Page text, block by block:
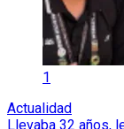
1
Actualidad
Llevaba 32 años,